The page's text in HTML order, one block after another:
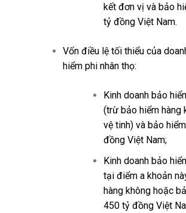
kết đơn vị và bảo
tỷ đồng Việt Nam.
Vốn điều lệ tối thiểu của
hiểm phi nhân thọ:
Kinh doanh bảo
(trừ bảo hiểm hàng
vệ tinh) và bảo
đồng Việt Nam;
Kinh doanh bảo
tại điểm a khoản
hàng không hoặc
450 tỷ đồng Việt